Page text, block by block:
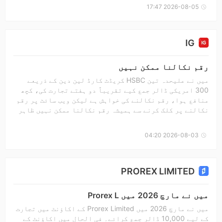
بھی گرفتار کریں۔ احمق، گھٹیا CRIB
2026-08-05 17:47
IG
رقم نکالنا ممکن نہیں
میں نے علیحدہ تین HSBC کریڈٹ کارڈ لین دین کے ذریعے
300 امریکی ڈالر جمع کیے تقریباً دو ہفتے تجارت کی، کچھ
منافع ہوا، رقم نکالنے کی خواہش ہے لیکن ویب سائٹ پر رقم
نکالنے پر کلک کرنے سے ہمیشہ رقم نکالنا ممکن نہیں ظاہر
کال کی، بینک نے ڈیٹا چیک کرنے کے بعد کوئی بھی انکار کی
درپیش آیا ہے؟
2026-08-03 04:20
PROREX LIMITED
میں نے مارچ 2026 میں Prorex L
میں نے مارچ 2026 میں Prorex Limited کے اکاؤنٹ میں تجارت
کے لیے 10,000 ڈالر جمع کرائے۔ فی الحال میں اکاؤنٹ کے